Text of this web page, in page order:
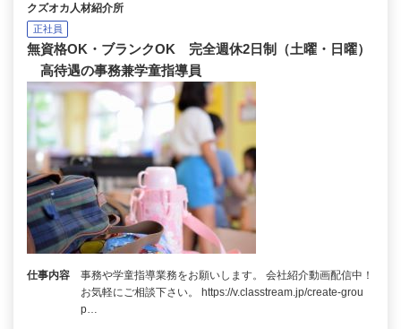
クズオカ人材紹介所
正社員
無資格OK・ブランクOK 完全週休2日制（土曜・日曜）
高待遇の事務兼学童指導員
仕事内容
事務や学童指導業務をお願いします。 会社紹介動画配信中！
お気軽にご相談下さい。 https://v.classtream.jp/create-grou
p…